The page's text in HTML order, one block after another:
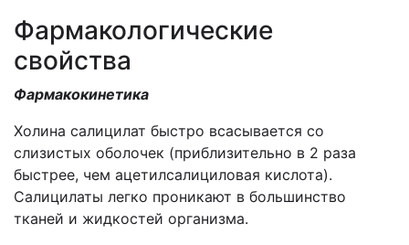
Фармакологические
свойства
Фармакокинетика
Холина салицилат быстро всасывается со
слизистых оболочек (приблизительно в 2 раза
быстрее, чем ацетилсалициловая кислота).
Салицилаты легко проникают в большинство
тканей и жидкостей организма.